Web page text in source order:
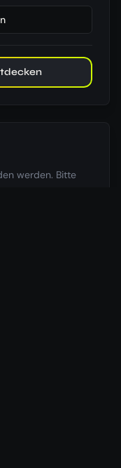
werden. Bitte